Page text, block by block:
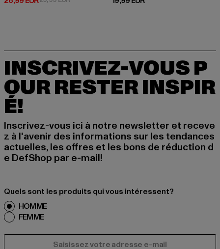
INSCRIVEZ-VOUS P
OUR RESTER INSPIR
É!
Inscrivez-vous ici à notre newsletter et receve
z à l'avenir des informations sur les tendances
actuelles, les offres et les bons de réduction d
e DefShop par e-mail!
Quels sont les produits qui vous intéressent?
HOMME
FEMME